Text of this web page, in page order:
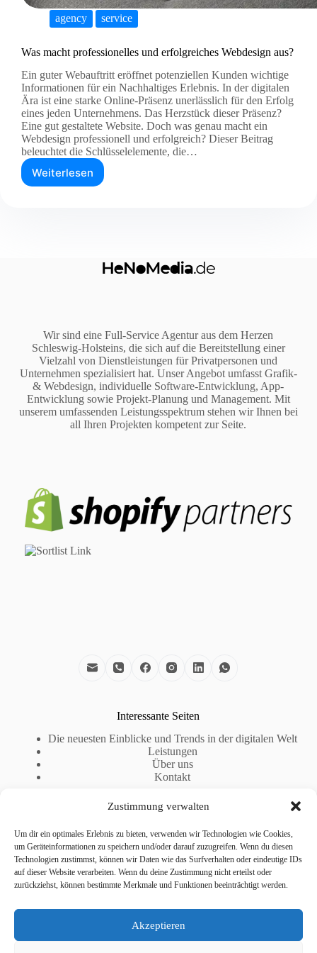
Zustimmung verwalten
Um dir ein optimales Erlebnis zu bieten, verwenden wir Technologien wie Cookies,
um Geräteinformationen zu speichern und/oder darauf zuzugreifen. Wenn du diesen
Technologien zustimmst, können wir Daten wie das Surfverhalten oder eindeutige IDs
auf dieser Website verarbeiten. Wenn du deine Zustimmung nicht erteilst oder
zurückziehst, können bestimmte Merkmale und Funktionen beeinträchtigt werden.
Akzeptieren
agency service
Was macht professionelles und erfolgreiches Webdesign aus?
Ein guter Webauftritt eröffnet potenziellen Kunden wichtige
Informationen für ein Nachhaltiges Erlebnis. In der digitalen
Ära ist eine starke Online-Präsenz unerlässlich für den Erfolg
eines jeden Unternehmens. Das Herzstück dieser Präsenz?
Eine gut gestaltete Website. Doch was genau macht ein
Webdesign professionell und erfolgreich? Dieser Beitrag
beleuchtet die Schlüsselelemente, die…
Weiterlesen
Was
Wir sind eine Full-Service Agentur aus dem Herzen
Schleswig-Holsteins, die sich auf die Bereitstellung einer
Vielzahl von Dienstleistungen für Privatpersonen und
Unternehmen spezialisiert hat. Unser Angebot umfasst Grafik-
& Webdesign, individuelle Software-Entwicklung, App-
Entwicklung sowie Projekt-Planung und Management. Mit
unserem umfassenden Leistungsspektrum stehen wir Ihnen bei
all Ihren Projekten kompetent zur Seite.
Interessante Seiten
Die neuesten Einblicke und Trends in der digitalen Welt
Leistungen
Über uns
Kontakt
Impressum
Datenschutzerklärung
AGB
Cookie-Richtlinie (EU)
Kontaktiere uns
Telefon:+49 4874 – 276 08 63